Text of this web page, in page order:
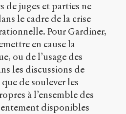
de juges et parties ne
le cadre de la crise
Pour Gardiner,
en cause la
ou de l’usage des
les discussions de
de soulever les
à l’ensemble des
disponibles